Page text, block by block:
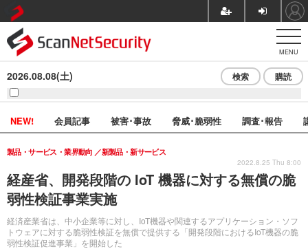
MENU
2026.08.08(土) 検索 購読
NEW! 会員記事 被害･事故 脅威･脆弱性 調査･報告
経産省、開発段階の IoT 機器に対する無償の脆
弱性検証事業実施
経済産業省は、中小企業等に対し、IoT機器や関連するアプリケーション・ソフ
トウェアに対する脆弱性検証を無償で提供する「開発段階におけるIoT機器の脆
弱性検証促進事業」を開始した
製品・サービス・業界動向 新製品・新サービス
2022.8.25 Thu 8:00